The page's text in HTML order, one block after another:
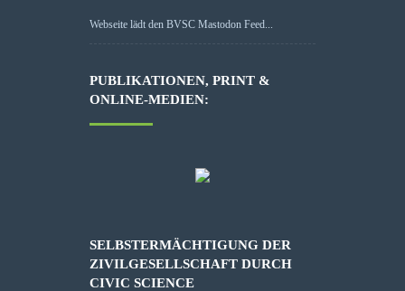
Webseite lädt den BVSC Mastodon Feed...
PUBLIKATIONEN, PRINT &
ONLINE-MEDIEN:
SELBSTERMÄCHTIGUNG DER
ZIVILGESELLSCHAFT DURCH
CIVIC SCIENCE